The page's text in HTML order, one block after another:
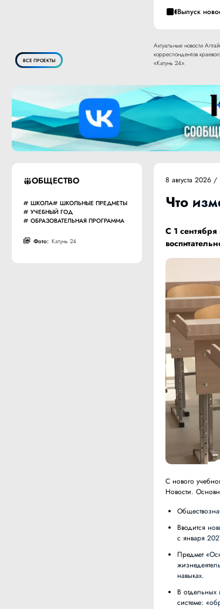
ВСЕ ПРОЕКТЫ
Выпуск
Актуальные новости
корреспондентов
«Катунь 24».
ОБЩЕСТВО
ШКОЛА
ШКОЛЬНЫЕ ПРЕДМЕТЫ
УЧЕБНЫЙ ГОД
ОБРАЗОВАТЕЛЬНАЯ ПРОГРАММА
Фото: Катунь 24
8 августа 2026 /
Что
С 1 сентября
С нового
Новости.
Вводится новый предмет «Духовно-нравственная культура России». Пятиклассники начнут его изучать
с января
Предмет «Основы безопасности и защиты Родины» разделят на два курса: «Безопасность
навыках.
В отдельных школах всех регионов начнут оценивать поведение учеников 2-8 классов по трехуровневой
системе: